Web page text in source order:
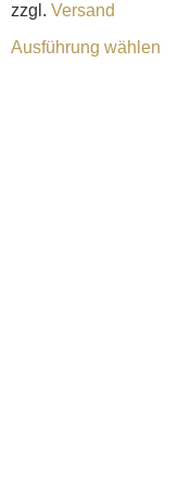
zzgl. Versand
Ausführung wählen